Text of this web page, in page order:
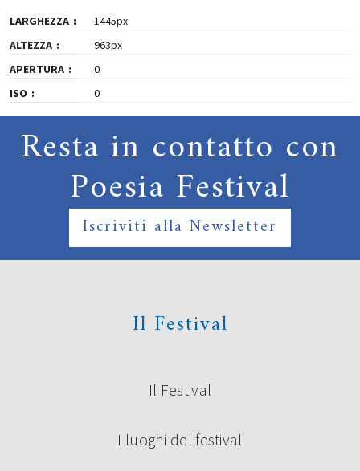
LARGHEZZA
1445px
ALTEZZA
963px
APERTURA
0
ISO
0
Resta in contatto con
Poesia Festival
Iscriviti alla Newsletter
Il Festival
Il Festival
I luoghi del festival